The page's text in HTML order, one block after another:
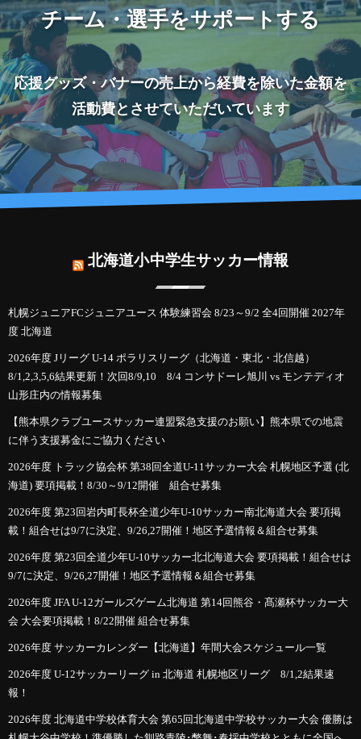
チーム・選手をサポートする
応援グッズ・バナーの売上から経費を除いた金額を
活動費とさせていただいています
北海道小中学生サッカー情報
札幌ジュニアFCジュニアユース 体験練習会 8/23～9/2 全4回開催 2027年
度 北海道
2026年度 Jリーグ U-14 ポラリスリーグ（北海道・東北・北信越）
8/1,2,3,5,6結果更新！次回8/9,10 8/4 コンサドーレ旭川 vs モンテディオ
山形庄内の情報募集
【熊本県クラブユースサッカー連盟緊急支援のお願い】熊本県での地震
に伴う支援募金にご協力ください
2026年度 トラック協会杯 第38回全道U-11サッカー大会 札幌地区予選 (北
海道) 要項掲載！8/30～9/12開催 組合せ募集
2026年度 第23回岩内町長杯全道少年U-10サッカー南北海道大会 要項掲
載！組合せは9/7に決定、9/26,27開催！地区予選情報＆組合せ募集
2026年度 第23回全道少年U-10サッカー北北海道大会 要項掲載！組合せは
9/7に決定、9/26,27開催！地区予選情報＆組合せ募集
2026年度 JFA U-12ガールズゲーム北海道 第14回熊谷・髙瀬杯サッカー大
会 大会要項掲載！8/22開催 組合せ募集
2026年度 サッカーカレンダー【北海道】年間大会スケジュール一覧
2026年度 U-12サッカーリーグ in 北海道 札幌地区リーグ 8/1,2結果速
報！
2026年度 北海道中学校体育大会 第65回北海道中学校サッカー大会 優勝は